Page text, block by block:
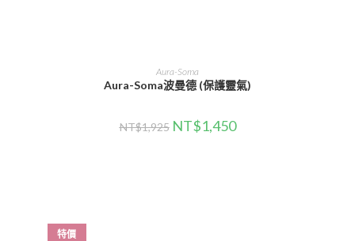
選擇規格
Aura-Soma
Aura-Soma波曼德 (保護靈氣)
NT$1,925 NT$1,450
特價